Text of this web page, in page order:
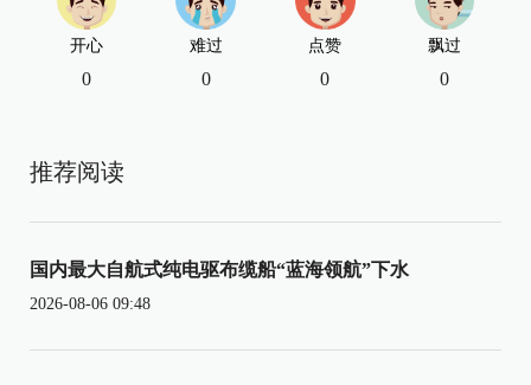
开心
0
难过
0
点赞
0
飘过
0
推荐阅读
国内最大自航式纯电驱布缆船“蓝海领航”下水
2026-08-06 09:48